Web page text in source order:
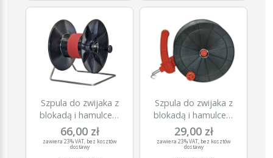
Szpula do zwijaka z
blokadą i hamulcem
do taśmy
ogrodzeniowej
SUPER BIG, Kerbl
66,00 zł
zawiera 23% VAT, bez kosztów
dostawy
Szpula do zwijaka z
blokadą i hamulcem
EURO BIG, Ø 240
mm, Kerbl
29,00 zł
zawiera 23% VAT, bez kosztów
dostawy